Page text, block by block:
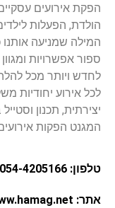
הפקת אירועים
הולדת, הפעלות
המילה שמניעה
ספור אפשרויות
לחדש ויותר מכל
לכל אירוע
יצירתית, תכנון
המגנט הפקות
טלפון: 054-4205166 / 057-9453283
אתר: http://www.hamag.net